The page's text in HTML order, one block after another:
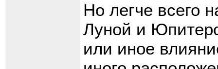
Но легче всего
Луной и
или иное